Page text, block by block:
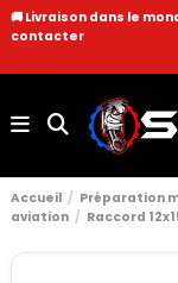
🚚 Livraison dans le
contacter
Accueil Préparation
aviation
Raccord